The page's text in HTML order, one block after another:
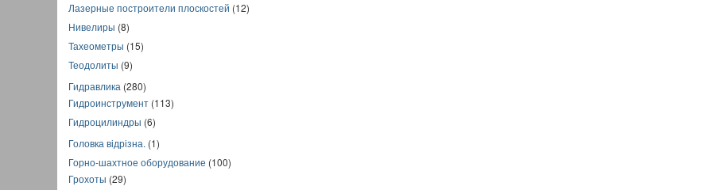
Лазерные построители плоскостей (12)
Нивелиры (8)
Тахеометры (15)
Теодолиты (9)
Гидравлика (280)
Гидроинструмент (113)
Гидроцилиндры (6)
Головка відрізна. (1)
Горно-шахтное оборудование (100)
Грохоты (29)